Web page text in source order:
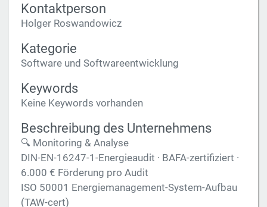
Kontaktperson
Holger Roswandowicz
Kategorie
Software und Softwareentwicklung
Keywords
Keine Keywords vorhanden
Beschreibung des Unternehmens
🔍 Monitoring & Analyse
DIN-EN-16247-1-Energieaudit · BAFA-zertifiziert ·
6.000 € Förderung pro Audit
ISO 50001 Energiemanagement-System-Aufbau
(TAW-cert)